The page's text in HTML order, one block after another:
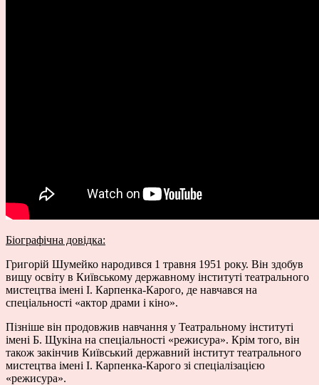
Біографічна довідка:
Григорій Шумейко народився 1 травня 1951 року. Він здобув
вищу освіту в Київському державному інституті театрального
мистецтва імені І. Карпенка-Карого, де навчався на
спеціальності «актор драми і кіно».
Пізніше він продовжив навчання у Театральному інституті
імені Б. Щукіна на спеціальності «режисура». Крім того, він
також закінчив Київський державний інститут театрального
мистецтва імені І. Карпенка-Карого зі спеціалізацією
«режисура».